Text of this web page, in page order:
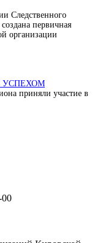
Следственного
первичная
организации
УСПЕХОМ
приняли участие в